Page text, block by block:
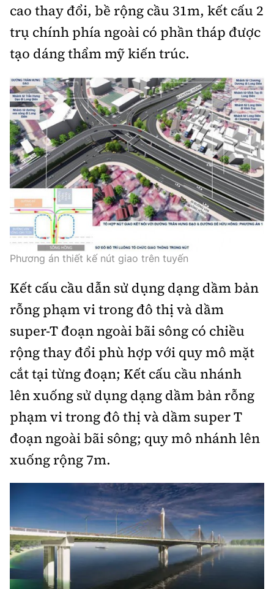
cao thay đổi, bề rộng cầu 31m, kết cấu 2
trụ chính phía ngoài có phần tháp được
tạo dáng thẩm mỹ kiến trúc.
Phương án thiết kế nút giao trên tuyến
Kết cấu cầu dẫn sử dụng dạng dầm bản
rỗng phạm vi trong đô thị và dầm
super-T đoạn ngoài bãi sông có chiều
rộng thay đổi phù hợp với quy mô mặt
cắt tại từng đoạn; Kết cấu cầu nhánh
lên xuống sử dụng dạng dầm bản rỗng
phạm vi trong đô thị và dầm super T
đoạn ngoài bãi sông; quy mô nhánh lên
xuống rộng 7m.